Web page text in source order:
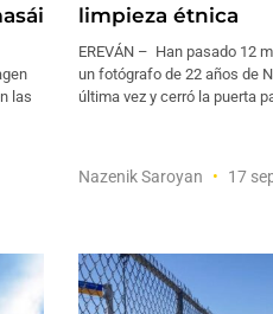
las
limpieza étnica
EREVÁN – Han pasado 12
un fotógrafo de 22 años de
última vez y cerró la puerta
Nazenik Saroyan 17